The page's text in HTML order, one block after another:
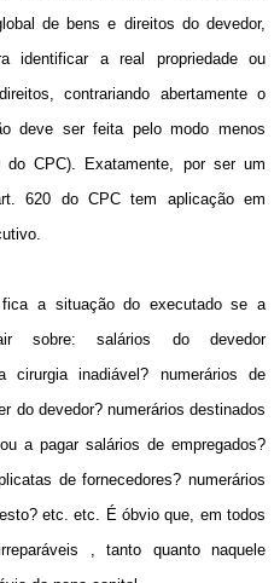
de bens e direitos do devedor,
identificar a real propriedade ou
contrariando abertamente o
deve ser feita pelo modo menos
CPC). Exatamente, por ser um
620 do CPC tem aplicação em
fica a situação do executado se a
sobre: salários do devedor
cirurgia inadiável? numerários de
do devedor? numerários destinados
a pagar salários de empregados?
de fornecedores? numerários
etc. etc. É óbvio que, em todos
, tanto quanto naquele